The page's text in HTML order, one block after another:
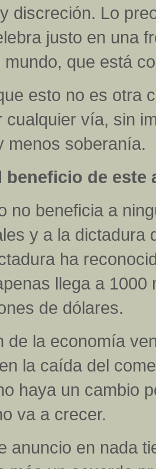
discreción. Lo
justo en una
que está
esto no es otra
cualquier vía, sin
menos soberanía.
beneficio de este
no beneficia a
y a la
ha
llega a 1000
de dólares.
de la economía
la caída del
haya un cambio
va a crecer.
anuncio en nada